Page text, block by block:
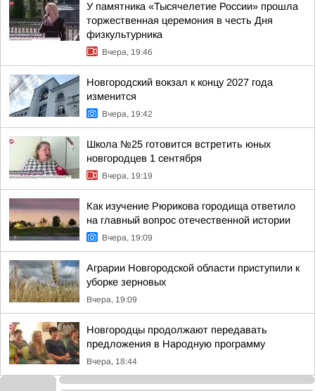
У памятника «Тысячелетие России» прошла
торжественная церемония в честь Дня
физкультурника
Вчера, 19:46
Новгородский вокзал к концу 2027 года
изменится
Вчера, 19:42
Школа №25 готовится встретить юных
новгородцев 1 сентября
Вчера, 19:19
Как изучение Рюрикова городища ответило
на главный вопрос отечественной истории
Вчера, 19:09
Аграрии Новгородской области приступили к
уборке зерновых
Вчера, 19:09
Новгородцы продолжают передавать
предложения в Народную программу
Вчера, 18:44